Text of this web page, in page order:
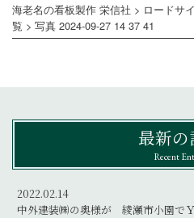
海老名の看板製作 栄信社 > ロードサ
覧 > 写真 2024-09-27 14 37 41
最新
Recent
2022.02.14
中外建装㈱の奥様が 綾瀬市小園で